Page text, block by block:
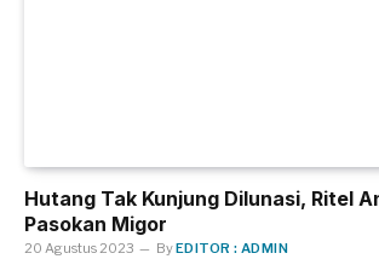
Hutang Tak Kunjung Dilunasi, Ritel
Pasokan Migor
20 Agustus 2023 ByEDITOR : ADMIN